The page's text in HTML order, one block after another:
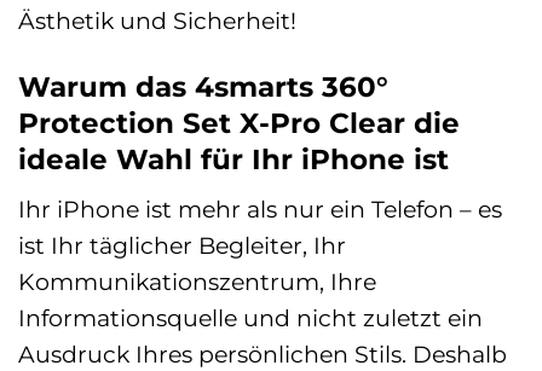
Ästhetik und Sicherheit!
Warum das 4smarts 360°
Protection Set X-Pro Clear die
ideale Wahl für Ihr iPhone ist
Ihr iPhone ist mehr als nur ein Telefon – es
ist Ihr täglicher Begleiter, Ihr
Kommunikationszentrum, Ihre
Informationsquelle und nicht zuletzt ein
Ausdruck Ihres persönlichen Stils. Deshalb